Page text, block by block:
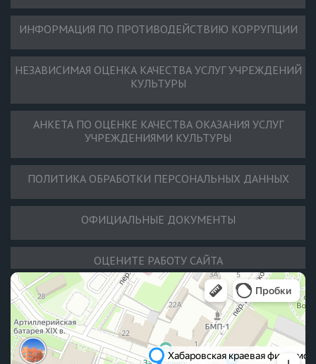
ИНФОРМАЦИЯ ПО ПРОТИВОДЕЙСТВИЮ КОРРУПЦИИ
НЕЗАВИСИМАЯ ОЦЕНКА КАЧЕСТВА УСЛУГ УЧРЕЖДЕНИЙ
КУЛЬТУРЫ
АНКЕТА ПО ОЦЕНКЕ КАЧЕСТВА ОКАЗАНИЯ УСЛУГ
УЧРЕЖДЕНИЯМИ КУЛЬТУРЫ
ПОЛИТИКА ОБРАБОТКИ ПЕРСОНАЛЬНЫХ ДАННЫХ
ОФИЦИАЛЬНЫЕ ДОКУМЕНТЫ
ОЦЕНИТЕ РАБОТУ САЙТА